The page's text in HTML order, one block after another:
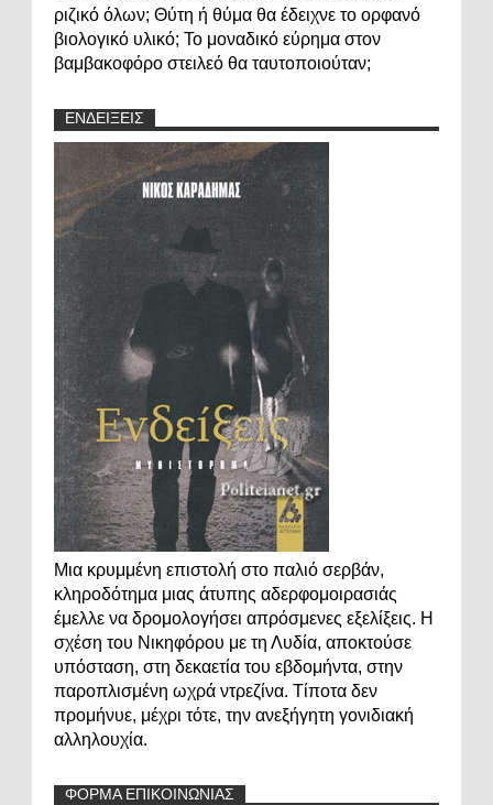
ριζικό όλων; Θύτη ή θύμα θα έδειχνε το ορφανό
βιολογικό υλικό; Το μοναδικό εύρημα στον
βαμβακοφόρο στειλεό θα ταυτοποιούταν;
ΕΝΔΕΙΞΕΙΣ
Μια κρυμμένη επιστολή στο παλιό σερβάν,
κληροδότημα μιας άτυπης αδερφομοιρασιάς
έμελλε να δρομολογήσει απρόσμενες εξελίξεις. Η
σχέση του Νικηφόρου με τη Λυδία, αποκτούσε
υπόσταση, στη δεκαετία του εβδομήντα, στην
παροπλισμένη ωχρά ντρεζίνα. Τίποτα δεν
προμήνυε, μέχρι τότε, την ανεξήγητη γονιδιακή
αλληλουχία.
ΦΟΡΜΑ ΕΠΙΚΟΙΝΩΝΙΑΣ